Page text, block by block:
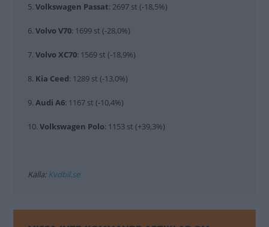
5. Volkswagen Passat: 2697 st (-18,5%)
6. Volvo V70: 1699 st (-28,0%)
7. Volvo XC70: 1569 st (-18,9%)
8. Kia Ceed: 1289 st (-13,0%)
9. Audi A6: 1167 st (-10,4%)
10. Volkswagen Polo: 1153 st (+39,3%)
Källa:Kvdbil.se